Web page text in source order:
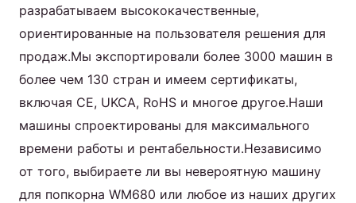
разрабатываем высококачественные,
ориентированные на пользователя решения для
продаж.Мы экспортировали более 3000 машин в
более чем 130 стран и имеем сертификаты,
включая CE, UKCA, RoHS и многое другое.Наши
машины спроектированы для максимального
времени работы и рентабельности.Независимо
от того, выбираете ли вы невероятную машину
для попкорна WM680 или любое из наших других